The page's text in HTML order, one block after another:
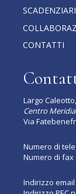
CONTATTI
Largo
Centro
Via
Numero di
Numero di fax
Indirizzo email